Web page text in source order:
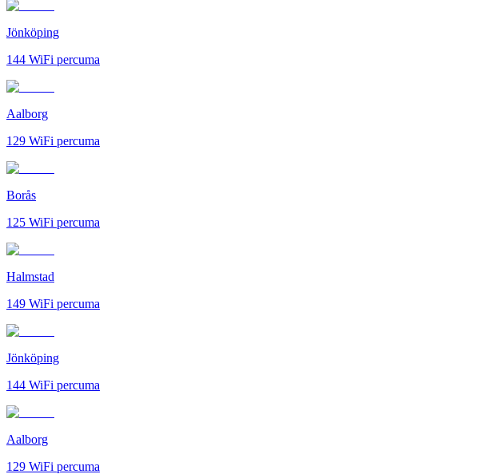
Jönköping
144 WiFi percuma
Aalborg
129 WiFi percuma
Borås
125 WiFi percuma
Halmstad
149 WiFi percuma
Jönköping
144 WiFi percuma
Aalborg
129 WiFi percuma